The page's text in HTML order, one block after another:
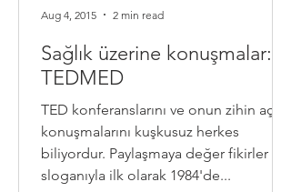
Sağlık üzerine konuşmalar:
TEDMED
TED konferanslarını ve onun zihin açan
konuşmalarını kuşkusuz herkes
biliyordur. Paylaşmaya değer fikirler
sloganıyla ilk olarak 1984'de...
Aug 4, 2015 2 min read